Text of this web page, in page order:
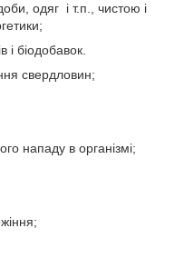
одяг і т.п., чистою і
і біодобавок.
свердловин;
нападу в організмі;